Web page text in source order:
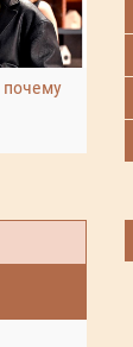
почему